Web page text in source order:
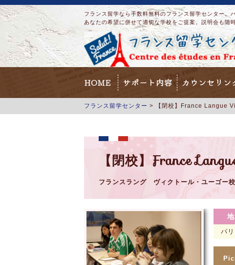
フランス留学なら手数料無料のフランス留学センター。
あなたの希望に併せて適切な学校をご提案。説明会も随
HOME サポート内容 カウンセリン
フランス留学センター > 【閉校】France Langue
【閉校】France
フランスラング ヴィクトール・ユーゴー校
パリ